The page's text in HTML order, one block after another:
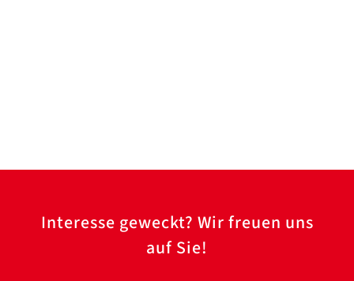
Interesse geweckt? Wir freuen uns
auf Sie!